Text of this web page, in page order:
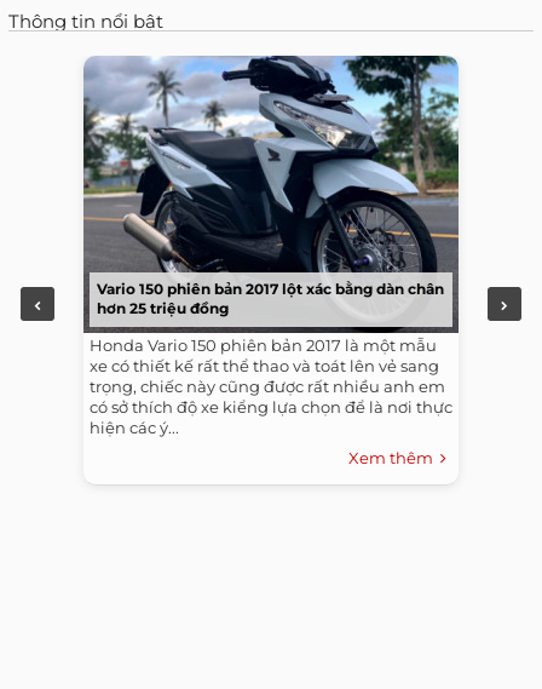
Thông tin nổi bật
Vario 150 phiên bản 2017 lột xác bằng dàn chân
hơn 25 triệu đồng
Honda Vario 150 phiên bản 2017 là một mẫu
xe có thiết kế rất thể thao và toát lên vẻ sang
trọng, chiếc này cũng được rất nhiều anh em
có sở thích độ xe kiểng lựa chọn để là nơi thực
hiện các ý...
Xem thêm